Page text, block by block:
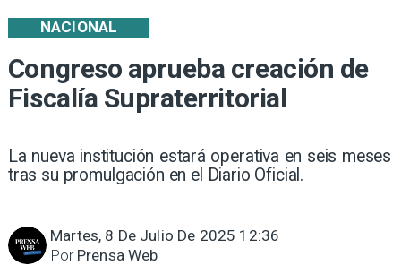
Congreso aprueba creación de
Fiscalía Supraterritorial
La nueva institución estará operativa en seis meses
tras su promulgación en el Diario Oficial.
NACIONAL
Martes, 8 De Julio De 2025 12:36
Prensa Web
Por